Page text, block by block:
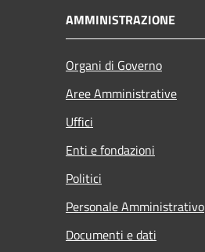
AMMINISTRAZIONE
Organi di Governo
Aree Amministrative
Uffici
Enti e fondazioni
Politici
Personale Amministrativo
Documenti e dati